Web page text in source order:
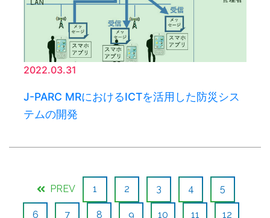
2022.03.31
J-PARC MRにおけるICTを活用した防災シス
テムの開発
PREV 1 2 3 4 5
6 7 8 9 10 11 12